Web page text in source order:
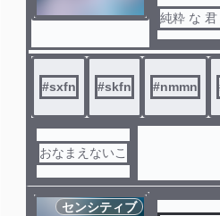
純粋 な
#sxfn #skfn #nmmn
おなまえないこ
センシティブ